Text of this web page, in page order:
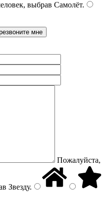
выбрав Самолёт.
Пожалуйста,
Звезду.